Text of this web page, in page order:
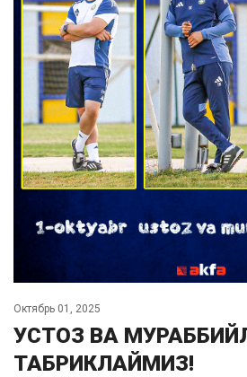
Октябрь 01, 2025
УСТОЗ ВА
ТАБРИКЛАЙМИЗ!